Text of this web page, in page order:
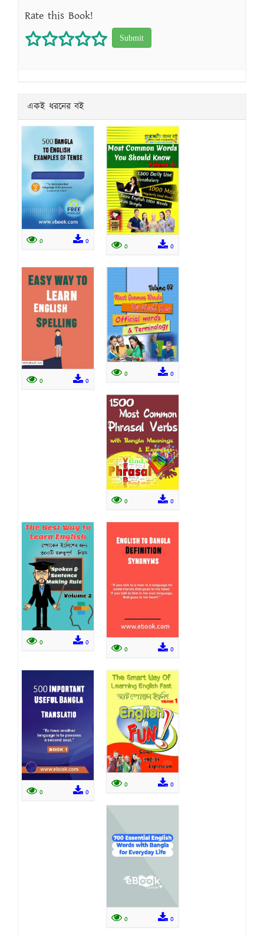
Rate this Book!
5 stars
4 stars
3 stars
2 stars
1 star
একই ধরনের বই
0 0
0 0
0 0
0 0
0 0
0 0
0 0
0 0
0 0
0 0